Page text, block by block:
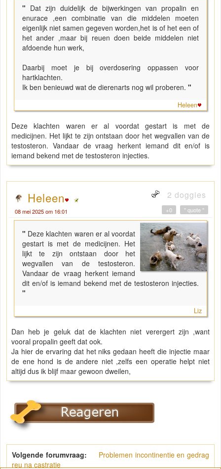
" Dat zijn duidelijk de bijwerkingen van propalin en
enurace ,een combinatie van die middelen moeten
eigenlijk niet samen gegeven worden,het is of het een of
het ander ,maar bij reuen doen beide middelen niet
afdoende hun werk,
Daarbij moet je bij overdosering oppassen voor
hartklachten.
Ik ben benieuwd wat de dierenarts nog wil proberen. "
Heleen
Deze klachten waren er al voordat gestart is met de
medicijnen. Het lijkt te zijn ontstaan door het wegvallen van de
testosteron. Vandaar de vraag herkent iemand dit en/of is
iemand bekend met de testosteron injecties.
Heleen 2 doggies
08 mei 2025 om 16:01 " quote "
+0
" Deze klachten waren er al voordat
gestart is met de medicijnen. Het
lijkt te zijn ontstaan door het
wegvallen van de testosteron.
Vandaar de vraag herkent iemand
dit en/of is iemand bekend met de testosteron injecties.
"
Liz
Dan heb je geluk dat de klachten niet verergert zijn ,want
vooral propalin geeft dat ook.
Ja hier de ervaring dat het niks gedaan heeft die injectie maar
de ene hond is de andere niet ,zelfs een operatie helpt niet
altijd dus ik blijf maar gewoon dweilen,
Volgende forumvraag:
Problemen incontinentie en gedrag
reu na castratie